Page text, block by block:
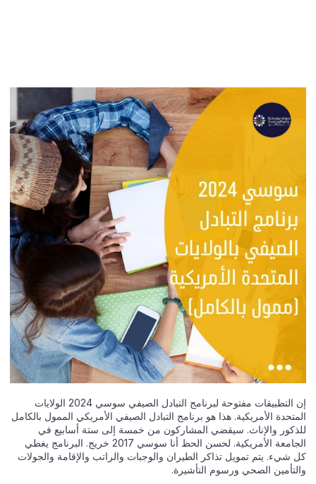
إن التطبيقات مفتوحة لبرنامج التبادل الصيفي سوسي 2024 الولايات
المتحدة الأمريكية. هذا هو برنامج التبادل الصيفي الأمريكي الممول بالكامل
للذكور والإناث. سيقضي المشاركون من خمسة إلى ستة أسابيع في
الجامعة الأمريكية. لحسن الحظ أنا سوسي 2017 خريج. البرنامج يغطي
كل شيء. يتم تمويل تذاكر الطيران والوجبات والراتب والإقامة والجولات
والتأمين الصحي ورسوم التأشيرة.